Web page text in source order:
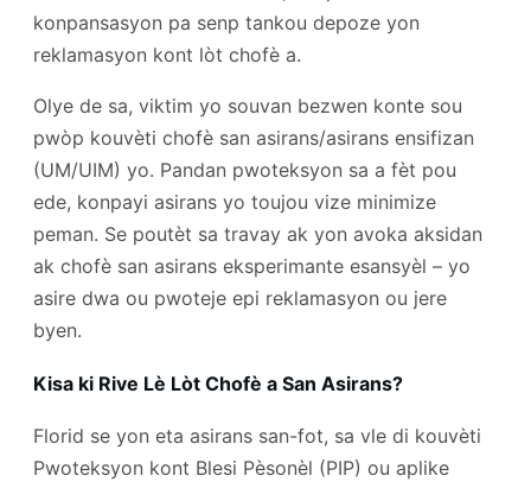
konpansasyon pa senp tankou depoze yon
reklamasyon kont lòt chofè a.
Olye de sa, viktim yo souvan bezwen konte sou
pwòp kouvèti chofè san asirans/asirans ensifizan
(UM/UIM) yo. Pandan pwoteksyon sa a fèt pou
ede, konpayi asirans yo toujou vize minimize
peman. Se poutèt sa travay ak yon avoka aksidan
ak chofè san asirans eksperimante esansyèl – yo
asire dwa ou pwoteje epi reklamasyon ou jere
byen.
Kisa ki Rive Lè Lòt Chofè a San Asirans?
Florid se yon eta asirans san-fot, sa vle di kouvèti
Pwoteksyon kont Blesi Pèsonèl (PIP) ou aplike